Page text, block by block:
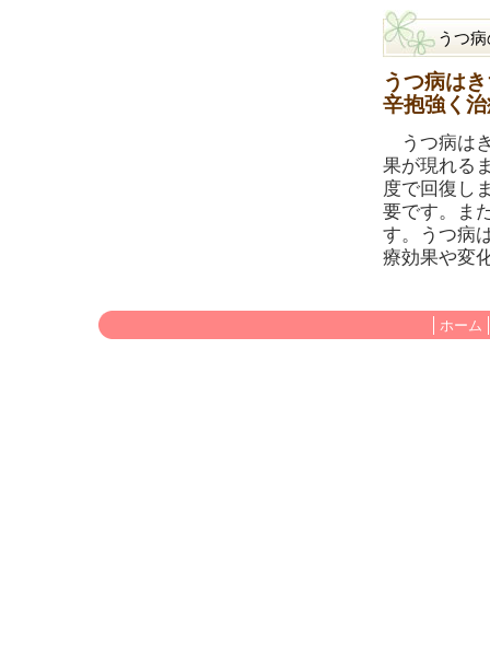
うつ
うつ病は
辛抱強く
うつ病は
果が現れる
度で回復し
要です。ま
す。うつ病
療効果や変
ホーム